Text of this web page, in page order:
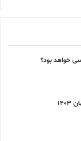
خواهد بود؟